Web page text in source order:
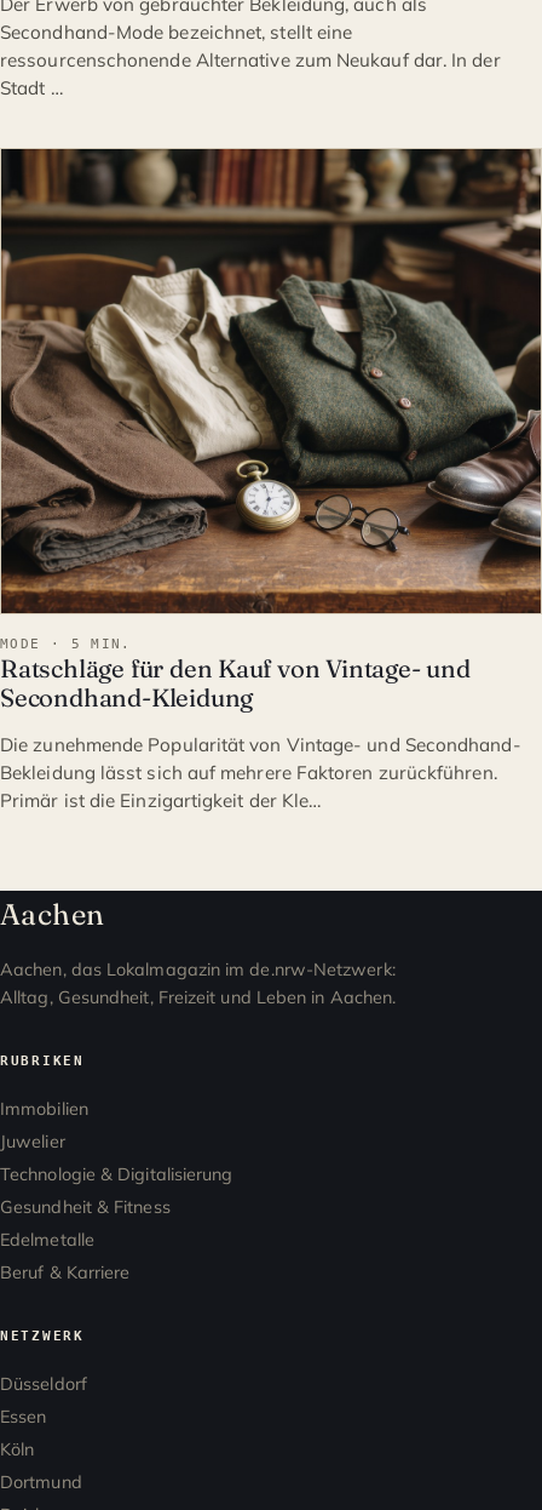
Secondhand-Mode bezeichnet, stellt eine
ressourcenschonende Alternative zum Neukauf dar. In der
Stadt …
MODE · 5 MIN.
Ratschläge für den Kauf von Vintage- und
Secondhand-Kleidung
Die zunehmende Popularität von Vintage- und Secondhand-
Bekleidung lässt sich auf mehrere Faktoren zurückführen.
Primär ist die Einzigartigkeit der Kle…
Aachen
Aachen, das Lokalmagazin im de.nrw-Netzwerk:
Alltag, Gesundheit, Freizeit und Leben in Aachen.
RUBRIKEN
Immobilien
Juwelier
Technologie & Digitalisierung
Gesundheit & Fitness
Edelmetalle
Beruf & Karriere
NETZWERK
Düsseldorf
Essen
Köln
Dortmund